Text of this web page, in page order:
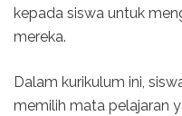
kepada siswa untuk
mereka.
Dalam kurikulum ini,
memilih mata pelajaran